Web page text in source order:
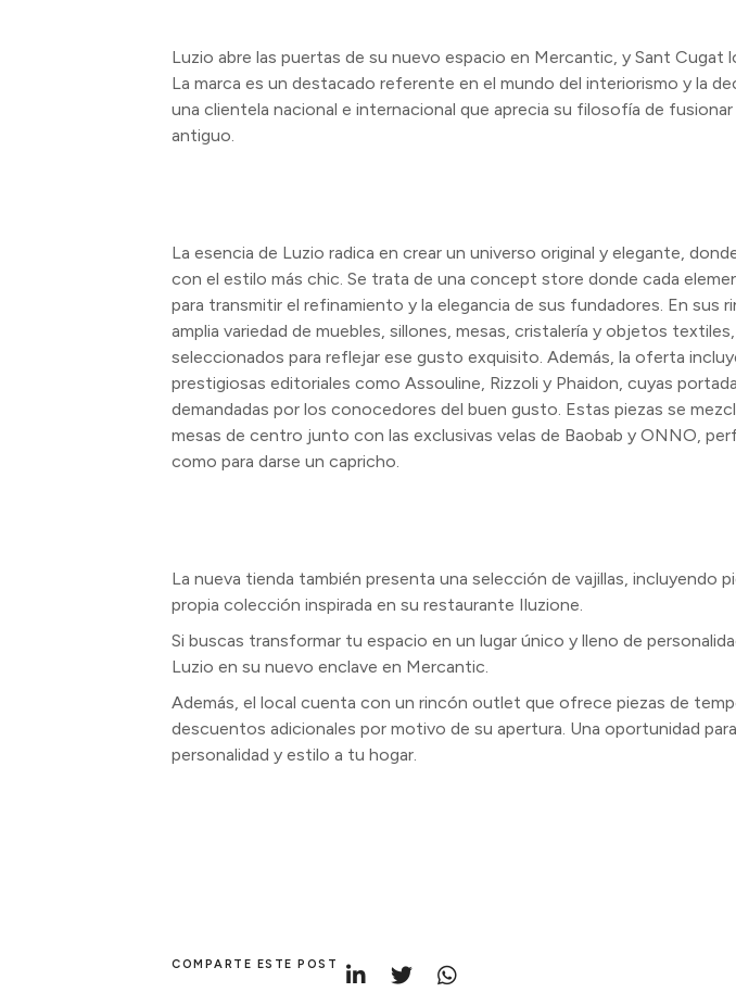
Luzio abre las puertas de su nuevo espacio en Mercantic, y Sant Cugat
La marca es un destacado referente en el mundo del interiorismo y la
una clientela nacional e internacional que aprecia su filosofía de
antiguo.
La esencia de Luzio radica en crear un universo original y elegante,
con el estilo más chic. Se trata de una concept store donde cada
para transmitir el refinamiento y la elegancia de sus fundadores. En sus
amplia variedad de muebles, sillones, mesas, cristalería y objetos
seleccionados para reflejar ese gusto exquisito. Además, la oferta
prestigiosas editoriales como Assouline, Rizzoli y Phaidon, cuyas
demandadas por los conocedores del buen gusto. Estas piezas se
mesas de centro junto con las exclusivas velas de Baobab y ONNO,
como para darse un capricho.
La nueva tienda también presenta una selección de vajillas, incluyendo
propia colección inspirada en su restaurante Iluzione.
Si buscas transformar tu espacio en un lugar único y lleno de
Luzio en su nuevo enclave en Mercantic.
Además, el local cuenta con un rincón outlet que ofrece piezas de
descuentos adicionales por motivo de su apertura. Una oportunidad
personalidad y estilo a tu hogar.
COMPARTE ESTE POST